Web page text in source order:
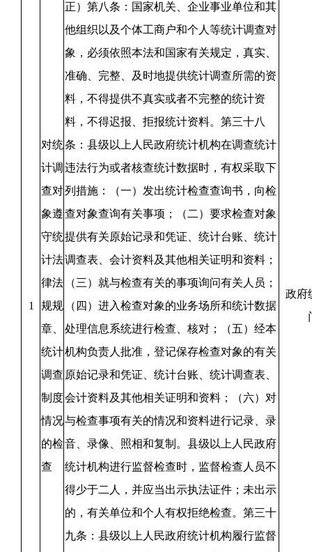
1
对统
计调
查对
象遵
守统
计法
律法
规规
章、
统计
调查
制度
情况
的检
查
正）第八条：国家机关、企业事业单位和其
他组织以及个体工商户和个人等统计调查对
象，必须依照本法和国家有关规定，真实、
准确、完整、及时地提供统计调查所需的资
料，不得提供不真实或者不完整的统计资
料，不得迟报、拒报统计资料。第三十八
条：县级以上人民政府统计机构在调查统计
违法行为或者核查统计数据时，有权采取下
列措施：（一）发出统计检查查询书，向检
查对象查询有关事项；（二）要求检查对象
提供有关原始记录和凭证、统计台账、统计
调查表、会计资料及其他相关证明和资料；
（三）就与检查有关的事项询问有关人员；
（四）进入检查对象的业务场所和统计数据
处理信息系统进行检查、核对；（五）经本
机构负责人批准，登记保存检查对象的有关
原始记录和凭证、统计台账、统计调查表、
会计资料及其他相关证明和资料；（六）对
与检查事项有关的情况和资料进行记录、录
音、录像、照相和复制。县级以上人民政府
统计机构进行监督检查时，监督检查人员不
得少于二人，并应当出示执法证件；未出示
的，有关单位和个人有权拒绝检查。第三十
九条：县级以上人民政府统计机构履行监督
政府